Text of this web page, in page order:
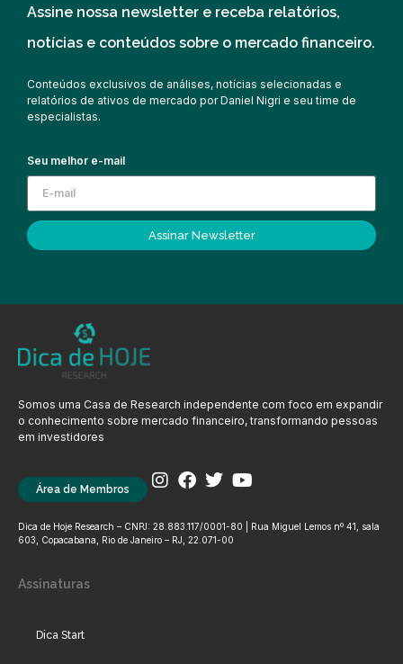
Assine nossa newsletter e receba relatórios,
notícias e conteúdos sobre o mercado financeiro.
Conteúdos exclusivos de análises, notícias selecionadas e
relatórios de ativos de mercado por Daniel Nigri e seu time de
especialistas.
Seu melhor e-mail
Assinar Newsletter
Somos uma Casa de Research independente com foco em expandir
o conhecimento sobre mercado financeiro, transformando pessoas
em investidores
Área de Membros
Dica de Hoje Research – CNPJ: 28.883.117/0001-80 | Rua Miguel Lemos nº 41, sala
603, Copacabana, Rio de Janeiro – RJ, 22.071-00
Assinaturas
Dica Start